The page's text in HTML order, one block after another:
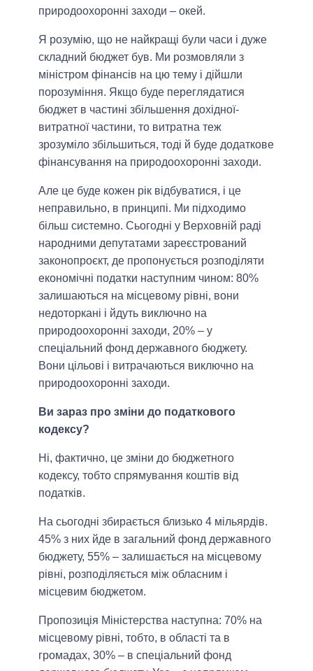
природоохоронні заходи – окей.
Я розумію, що не найкращі були часи і дуже
складний бюджет був. Ми розмовляли з
міністром фінансів на цю тему і дійшли
порозуміння. Якщо буде переглядатися
бюджет в частині збільшення дохідної-
витратної частини, то витратна теж
зрозуміло збільшиться, тоді й буде додаткове
фінансування на природоохоронні заходи.
Але це буде кожен рік відбуватися, і це
неправильно, в принципі. Ми підходимо
більш системно. Сьогодні у Верховній раді
народними депутатами зареєстрований
законопроєкт, де пропонується розподіляти
економічні податки наступним чином: 80%
залишаються на місцевому рівні, вони
недоторкані і йдуть виключно на
природоохоронні заходи, 20% – у
спеціальний фонд державного бюджету.
Вони цільові і витрачаються виключно на
природоохоронні заходи.
Ви зараз про зміни до податкового
кодексу?
Ні, фактично, це зміни до бюджетного
кодексу, тобто спрямування коштів від
податків.
На сьогодні збирається близько 4 мільярдів.
45% з них йде в загальний фонд державного
бюджету, 55% – залишається на місцевому
рівні, розподіляється між обласним і
місцевим бюджетом.
Пропозиція Міністерства наступна: 70% на
місцевому рівні, тобто, в області та в
громадах, 30% – в спеціальний фонд